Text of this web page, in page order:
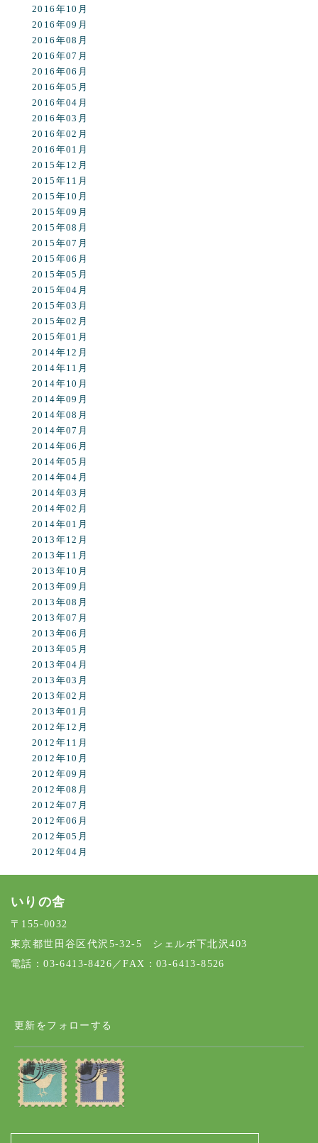
2016年10月
2016年09月
2016年08月
2016年07月
2016年06月
2016年05月
2016年04月
2016年03月
2016年02月
2016年01月
2015年12月
2015年11月
2015年10月
2015年09月
2015年08月
2015年07月
2015年06月
2015年05月
2015年04月
2015年03月
2015年02月
2015年01月
2014年12月
2014年11月
2014年10月
2014年09月
2014年08月
2014年07月
2014年06月
2014年05月
2014年04月
2014年03月
2014年02月
2014年01月
2013年12月
2013年11月
2013年10月
2013年09月
2013年08月
2013年07月
2013年06月
2013年05月
2013年04月
2013年03月
2013年02月
2013年01月
2012年12月
2012年11月
2012年10月
2012年09月
2012年08月
2012年07月
2012年06月
2012年05月
2012年04月
いりの舎
〒155-0032
東京都世田谷区代沢5-32-5 シェルボ下北沢403
電話：03-6413-8426／FAX：03-6413-8526
更新をフォローする